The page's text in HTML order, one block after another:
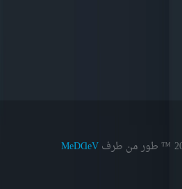
™ طور من طرفMeDⱭeV